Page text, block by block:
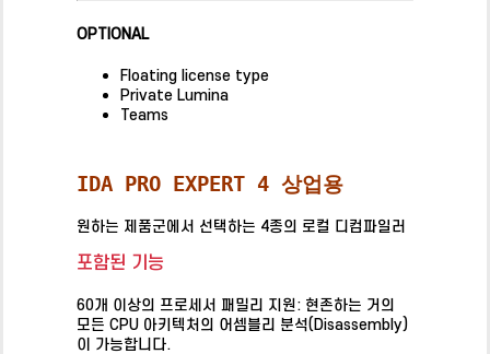
OPTIONAL
Floating license type
Private Lumina
Teams
IDA PRO EXPERT 4 상업용
원하는 제품군에서 선택하는 4종의 로컬 디컴파일러
포함된 기능
60개 이상의 프로세서 패밀리 지원: 현존하는 거의
모든 CPU 아키텍처의 어셈블리 분석(Disassembly)
이 가능합니다.